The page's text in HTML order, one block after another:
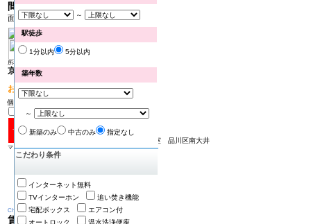
～
駅徒歩
1分以内 5分以内
築年数
～
新築のみ 中古のみ 指定なし
こだわり条件
インターネット無料
TVインターホン
追い焚き機能
宅配ボックス
エアコン付
オートロック
温水洗浄便座
間取り1R
面積 20.29㎡
所在地：大田区大森東
京急本線 平和島駅 徒歩3分
おすすめPOINT!
個人限定敷0！
メイクスデザイン大森402号室 品川区南大井
マンション
Change
賃料9.2万円